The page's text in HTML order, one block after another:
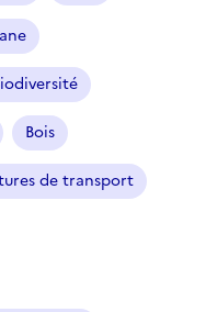
Bois
de transport